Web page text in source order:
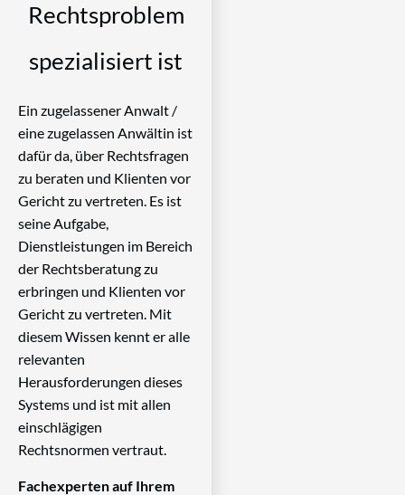
Rechtsproblem
spezialisiert ist
Ein zugelassener Anwalt /
eine zugelassen Anwältin ist
dafür da, über Rechtsfragen
zu beraten und Klienten vor
Gericht zu vertreten. Es ist
seine Aufgabe,
Dienstleistungen im Bereich
der Rechtsberatung zu
erbringen und Klienten vor
Gericht zu vertreten. Mit
diesem Wissen kennt er alle
relevanten
Herausforderungen dieses
Systems und ist mit allen
einschlägigen
Rechtsnormen vertraut.
Fachexperten auf Ihrem